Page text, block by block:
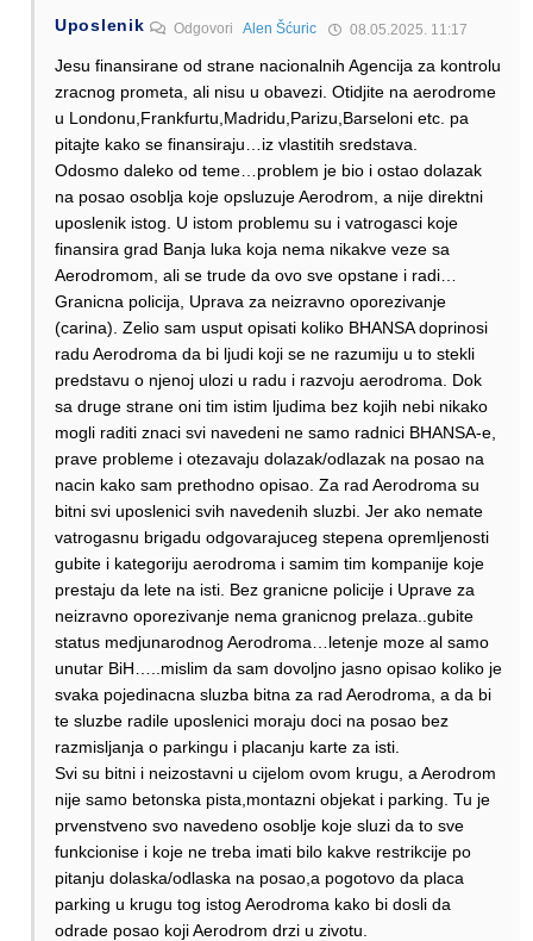
Uposlenik OdgovoriAlen Šćuric 08.05.2025. 11:17
Jesu finansirane od strane nacionalnih Agencija za kontrolu
zracnog prometa, ali nisu u obavezi. Otidjite na aerodrome
u Londonu,Frankfurtu,Madridu,Parizu,Barseloni etc. pa
pitajte kako se finansiraju…iz vlastitih sredstava.
Odosmo daleko od teme…problem je bio i ostao dolazak
na posao osoblja koje opsluzuje Aerodrom, a nije direktni
uposlenik istog. U istom problemu su i vatrogasci koje
finansira grad Banja luka koja nema nikakve veze sa
Aerodromom, ali se trude da ovo sve opstane i radi…
Granicna policija, Uprava za neizravno oporezivanje
(carina). Zelio sam usput opisati koliko BHANSA doprinosi
radu Aerodroma da bi ljudi koji se ne razumiju u to stekli
predstavu o njenoj ulozi u radu i razvoju aerodroma. Dok
sa druge strane oni tim istim ljudima bez kojih nebi nikako
mogli raditi znaci svi navedeni ne samo radnici BHANSA-e,
prave probleme i otezavaju dolazak/odlazak na posao na
nacin kako sam prethodno opisao. Za rad Aerodroma su
bitni svi uposlenici svih navedenih sluzbi. Jer ako nemate
vatrogasnu brigadu odgovarajuceg stepena opremljenosti
gubite i kategoriju aerodroma i samim tim kompanije koje
prestaju da lete na isti. Bez granicne policije i Uprave za
neizravno oporezivanje nema granicnog prelaza..gubite
status medjunarodnog Aerodroma…letenje moze al samo
unutar BiH…..mislim da sam dovoljno jasno opisao koliko je
svaka pojedinacna sluzba bitna za rad Aerodroma, a da bi
te sluzbe radile uposlenici moraju doci na posao bez
razmisljanja o parkingu i placanju karte za isti.
Svi su bitni i neizostavni u cijelom ovom krugu, a Aerodrom
nije samo betonska pista,montazni objekat i parking. Tu je
prvenstveno svo navedeno osoblje koje sluzi da to sve
funkcionise i koje ne treba imati bilo kakve restrikcije po
pitanju dolaska/odlaska na posao,a pogotovo da placa
parking u krugu tog istog Aerodroma kako bi dosli da
odrade posao koji Aerodrom drzi u zivotu.